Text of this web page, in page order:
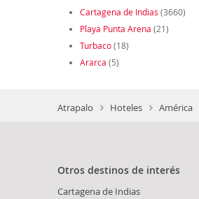
Cartagena de Indias (3660)
Playa Punta Arena (21)
Turbaco(18)
Ararca (5)
Atrapalo Hoteles América
Otros destinos de interés
Cartagena de Indias